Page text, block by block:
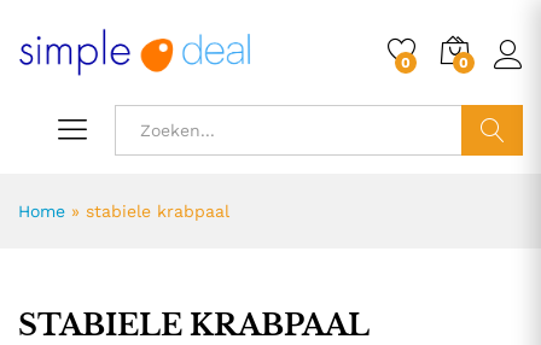
0 0
Home » stabiele krabpaal
STABIELE KRABPAAL